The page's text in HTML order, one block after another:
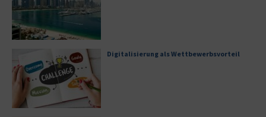
Digitalisierung als Wettbewerbsvorteil